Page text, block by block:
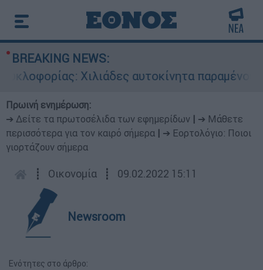
BREAKING NEWS:
Χιλιάδες αυτοκίνητα παραμένουν
Πρωινή ενημέρωση:
➔ Δείτε τα πρωτοσέλιδα των εφημερίδων
➔ Μάθετε
περισσότερα για τον καιρό σήμερα
➔ Εορτολόγιο: Ποιοι
γιορτάζουν σήμερα
┋ Οικονομία ┋ 09.02.2022 15:11
Newsroom
Ενότητες στο άρθρο: